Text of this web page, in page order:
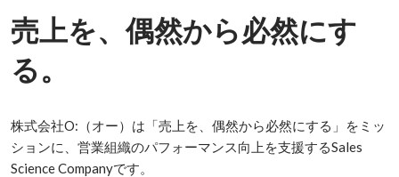
売上を、偶然から必然にす
る。
株式会社O:（オー）は「売上を、偶然から必然にする」をミッ
ションに、営業組織のパフォーマンス向上を支援するSales
Science Companyです。